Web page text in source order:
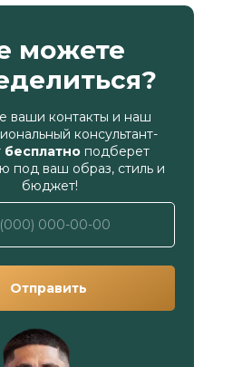
можете
ваши контакты и наш
консультант-
бесплатно подберет
под ваш образ, стиль и
бюджет!
Отправить